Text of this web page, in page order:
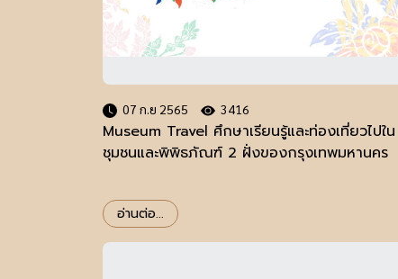
07 ก.ย 2565 3416
Museum Travel ศึกษาเรียนรู้และท่องเที่ยวไปใน
ชุมชนและพิพิธภัณฑ์ 2 ฝั่งของกรุงเทพมหานคร
อ่านต่อ...